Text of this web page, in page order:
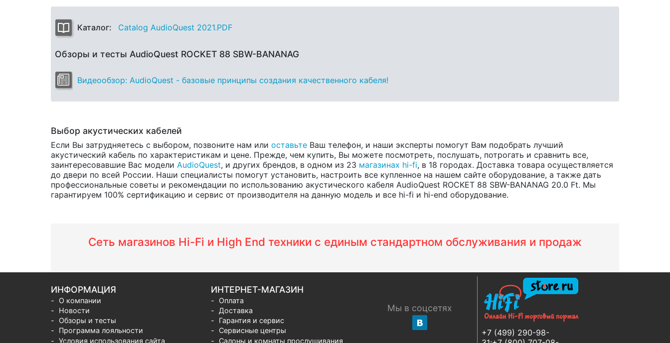
Каталог: Catalog AudioQuest 2021.PDF
Обзоры и тесты AudioQuest ROCKET 88 SBW-BANANAG
Видеообзор: AudioQuest - базовые принципы создания качественного кабеля!
Выбор акустических кабелей
Если Вы затрудняетесь с выбором, позвоните нам или оставьте Ваш телефон, и наши эксперты помогут Вам подобрать лучший
акустический кабель по характеристикам и цене. Прежде, чем купить, Вы можете посмотреть, послушать, потрогать и сравнить все,
заинтересовавшие Вас модели AudioQuest, и других брендов, в одном из 23 магазинах hi-fi, в 18 городах. Доставка товара осуществляется
до двери по всей России. Наши специалисты помогут установить, настроить все купленное на нашем сайте оборудование, а также дать
профессиональные советы и рекомендации по использованию акустического кабеля AudioQuest ROCKET 88 SBW-BANANAG 20.0 Ft. Мы
гарантируем 100% сертификацию и сервис от производителя на данную модель и все hi-fi и hi-end оборудование.
Сеть магазинов Hi-Fi и High End техники с единым стандартном обслуживания и продаж
+7 (499) 290-98-
ИНФОРМАЦИЯ
О компании
Новости
Обзоры и тесты
Программа лояльности
Условия использования сайта
ИНТЕРНЕТ-МАГАЗИН
Оплата
Доставка
Гарантия и сервис
Сервисные центры
Салоны и комнаты прослушивания
Мы в соцсетях